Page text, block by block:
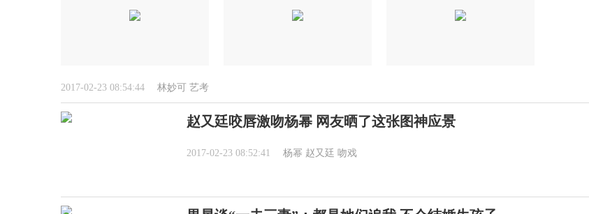
2017-02-23 08:54:44 林妙可 艺考
赵又廷咬唇激吻杨幂 网友晒了这张图神应景
2017-02-23 08:52:41 杨幂 赵又廷 吻戏